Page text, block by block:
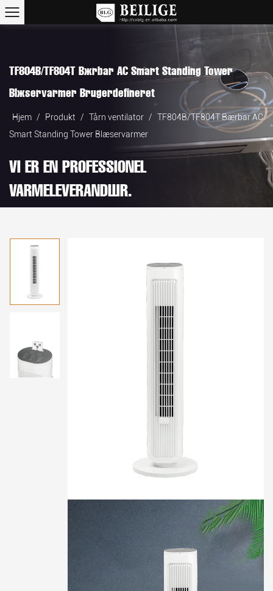
TF804B/TF804T Bærbar AC Smart Standing Tower
Blæservarmer Brugerdefineret
Hjem / Produkt / Tårn ventilator / TF804B/TF804T Bærbar AC
Smart Standing Tower Blæservarmer
VI ER EN PROFESSIONEL
VARMELEVERANDØR.